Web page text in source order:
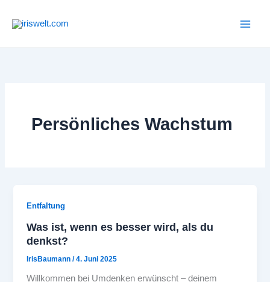
Inhalt
Persönliches Wachstum
Entfaltung
Was ist, wenn es besser wird, als du
denkst?
IrisBaumann/4. Juni 2025
Willkommen bei Umdenken erwünscht – deinem